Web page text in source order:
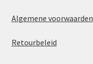
Algemene voorwaarden
Retourbeleid